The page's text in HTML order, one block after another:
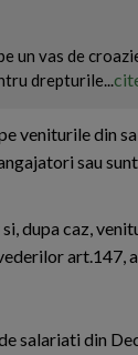
un vas de
drepturile...
veniturile din
sau
dupa caz,
art.147,
salariati din